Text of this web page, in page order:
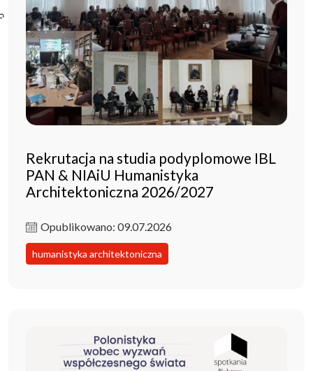
Poczta ibl.waw.pl
Kontakt
Rekrutacja na studia podyplomowe IBL
PAN & NIAiU Humanistyka
Architektoniczna 2026/2027
Opublikowano: 09.07.2026
humanistyka architektoniczna